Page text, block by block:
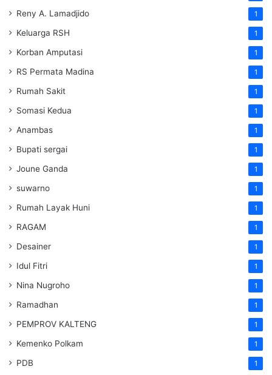
Reny A. Lamadjido 1
Keluarga RSH 1
Korban Amputasi 1
RS Permata Madina 1
Rumah Sakit 1
Somasi Kedua 1
Anambas 1
Bupati sergai 1
Joune Ganda 1
suwarno 1
Rumah Layak Huni 1
RAGAM 1
Desainer 1
Idul Fitri 1
Nina Nugroho 1
Ramadhan 1
PEMPROV KALTENG 1
Kemenko Polkam 1
PDB 1